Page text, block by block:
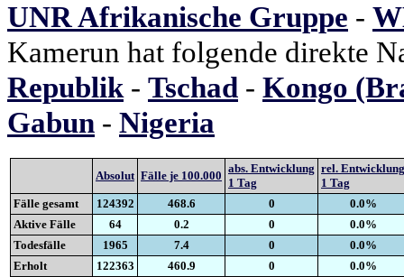
UNR Afrikanische Gruppe -
Kamerun hat folgende direkte
Republik - Tschad - Kongo
Gabun - Nigeria
Absolut Fälle je 100.000
abs. Entwicklung
1 Tag
rel. Entwicklung
1 Tag
Fälle gesamt
124392 468.6 0
0.0%
Aktive Fälle
64 0.2 0
0.0%
Todesfälle
1965 7.4 0
0.0%
Erholt
122363 460.9 0
0.0%